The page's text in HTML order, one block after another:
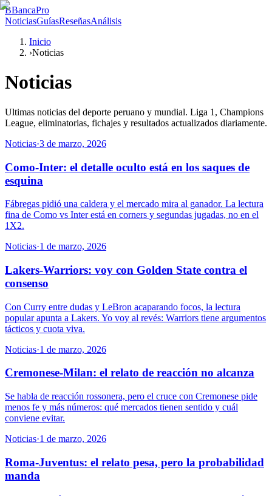
BBancaPro
NoticiasGuíasReseñasAnálisis
Inicio
›Noticias
Noticias
Ultimas noticias del deporte peruano y mundial. Liga 1, Champions
League, eliminatorias, fichajes y resultados actualizados diariamente.
Noticias·3 de marzo, 2026
Como-Inter: el detalle oculto está en los saques de
esquina
Fábregas pidió una caldera y el mercado mira al ganador. La lectura
fina de Como vs Inter está en corners y segundas jugadas, no en el
1X2.
Noticias·1 de marzo, 2026
Lakers-Warriors: voy con Golden State contra el
consenso
Con Curry entre dudas y LeBron acaparando focos, la lectura
popular apunta a Lakers. Yo voy al revés: Warriors tiene argumentos
tácticos y cuota viva.
Noticias·1 de marzo, 2026
Cremonese-Milan: el relato de reacción no alcanza
Se habla de reacción rossonera, pero el cruce con Cremonese pide
menos fe y más números: qué mercados tienen sentido y cuál
conviene evitar.
Noticias·1 de marzo, 2026
Roma-Juventus: el relato pesa, pero la probabilidad
manda